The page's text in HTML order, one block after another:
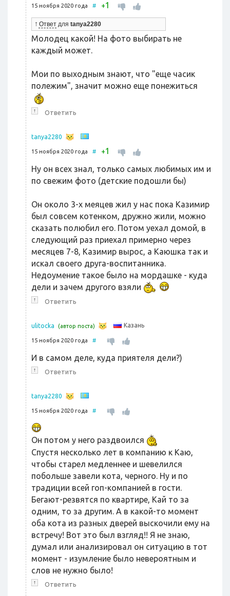
15 ноября 2020 года # +1
↑ Ответ для tanya2280
Молодец какой! На фото выбирать не
каждый может.
Мои по выходным знают, что "еще часик
полежим", значит можно еще понежиться
↑ Ответить
tanya2280
15 ноября 2020 года # +1
Ну он всех знал, только самых любимых им и
по свежим фото (детские подошли бы)
Он около 3-х меяцев жил у нас пока Казимир
был совсем котенком, дружно жили, можно
сказать полюбил его. Потом уехал домой, в
следующий раз приехал примерно через
месяцев 7-8, Казимир вырос, а Каюшка так и
искал своего друга-воспитанника.
Недоумение такое было на мордашке - куда
дели и зачем другого взяли
↑ Ответить
ulitocka (автор поста) Казань
15 ноября 2020 года #
И в самом деле, куда приятеля дели?)
↑ Ответить
tanya2280
15 ноября 2020 года #
Он потом у него раздвоился
Спустя несколько лет в компанию к Каю,
чтобы старел медленнее и шевелился
побольше завели кота, черного. Ну и по
традиции всей гоп-компанией в гости.
Бегают-резвятся по квартире, Кай то за
одним, то за другим. А в какой-то момент
оба кота из разных дверей выскочили ему на
встречу! Вот это был взгляд!! Я не знаю,
думал или анализировал он ситуацию в тот
момент - изумление было невероятным и
слов не нужно было!
↑ Ответить